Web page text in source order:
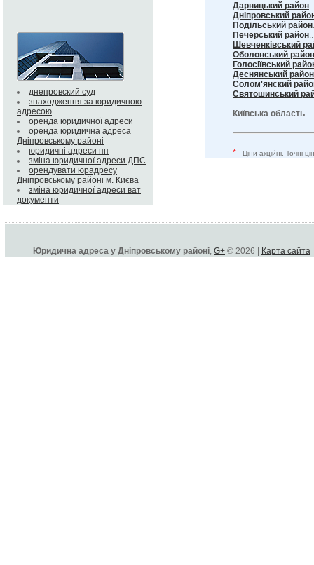
днепровский суд
знаходження за юридичною
адресою
оренда юридичної адреси
оренда юридична адреса
Дніпровському районі
юридичні адреси пп
зміна юридичної адреси ДПС
орендувати юрадресу
Дніпровському районі м. Києва
зміна юридичної адреси ват
документи
Дарницький район
Дніпровський
Подільський район
Печерський район
Шевченківський
Оболонський район
Голосіївський
Деснянський район
Солом'янский
Святошинський
Київська область
* - Ціни акційні. Точні
Юридична адреса у Дніпровському районі, G+ © 2026 | Карта сайта